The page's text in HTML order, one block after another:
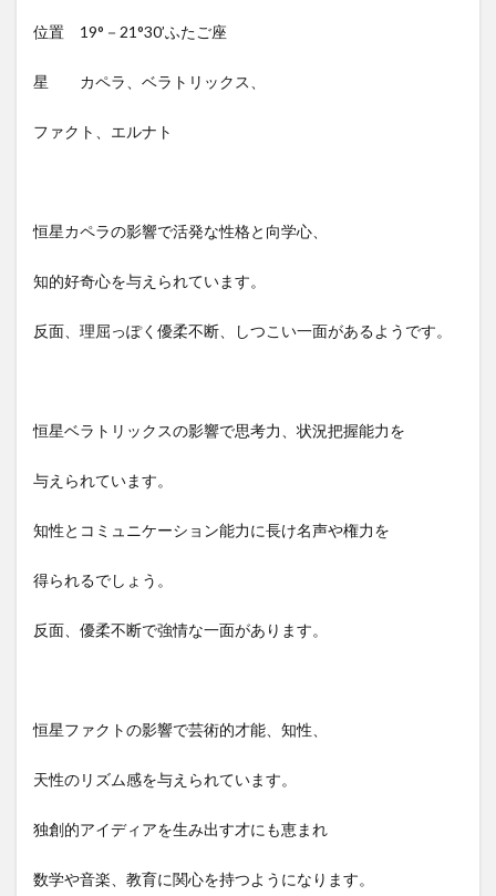
位置 19°－21°30’ふたご座
星 カペラ、ベラトリックス、
ファクト、エルナト
恒星カペラの影響で活発な性格と向学心、
知的好奇心を与えられています。
反面、理屈っぽく優柔不断、しつこい一面があるようです。
恒星ベラトリックスの影響で思考力、状況把握能力を
与えられています。
知性とコミュニケーション能力に長け名声や権力を
得られるでしょう。
反面、優柔不断で強情な一面があります。
恒星ファクトの影響で芸術的才能、知性、
天性のリズム感を与えられています。
独創的アイディアを生み出す才にも恵まれ
数学や音楽、教育に関心を持つようになります。